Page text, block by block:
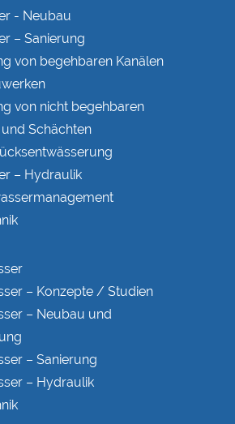
- Neubau
– Sanierung
von begehbaren Kanälen
von nicht begehbaren
Schächten
– Hydraulik
– Konzepte / Studien
– Neubau und
– Sanierung
– Hydraulik